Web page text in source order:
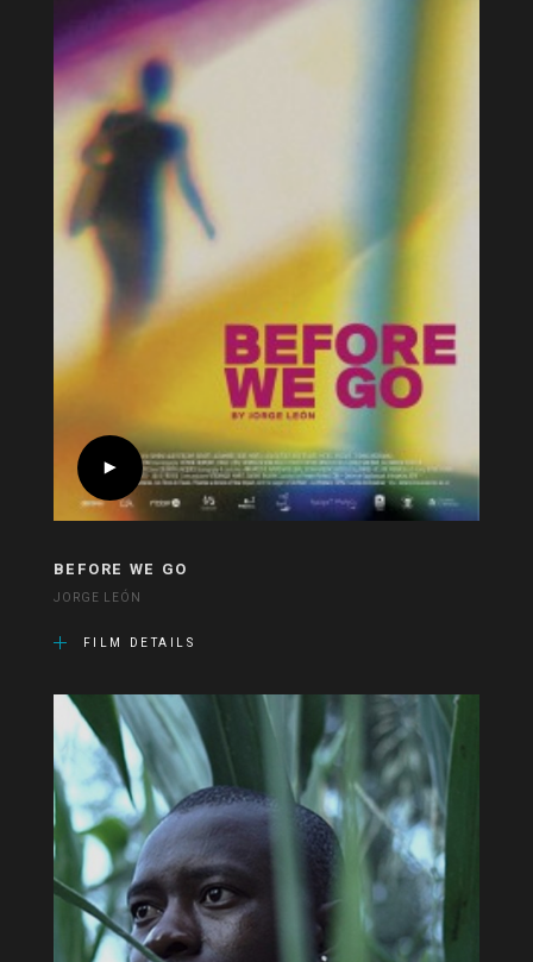
BEFORE WE GO
JORGE LEÓN
FILM DETAILS